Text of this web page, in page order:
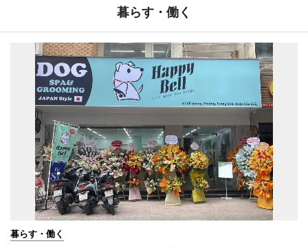
暮らす・働く
暮らす・働く